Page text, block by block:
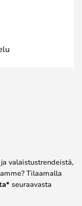
valaistustrendeistä,
Tilaamalla
seuraavasta